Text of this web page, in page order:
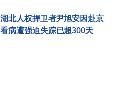
湖北人权捍卫者尹旭安因赴京
看病遭强迫失踪已超300天